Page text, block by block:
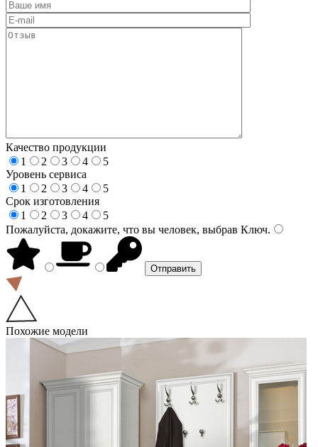
Качество продукции
1
2 3 4
5
Уровень сервиса
1
2 3 4
5
Срок изготовления
1
2 3 4
5
Пожалуйста, докажите, что вы человек, выбрав Ключ.
Похожие модели